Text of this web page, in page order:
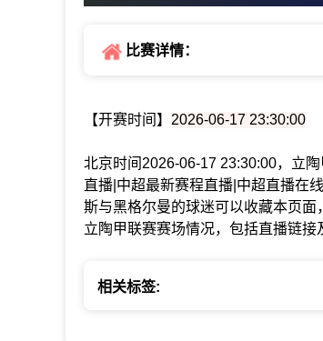
比赛详情：
【开赛时间】 2026-06-17 23:30:00
北京时间2026-06-17 23:30:00，立
直播|中超最新赛程直播|中超直播在
斯与黑格尔曼的球迷可以收藏本页
立陶甲联赛赛场情况，包括直播链接
相关标签: